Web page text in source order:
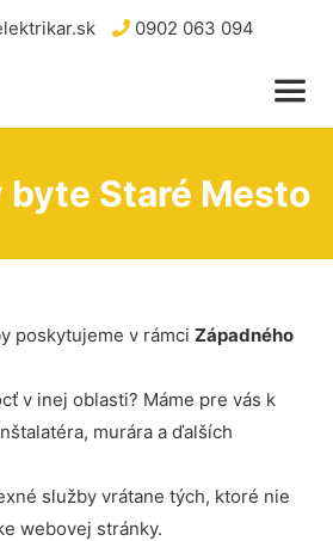
0902 063 094
byte Staré Mesto
poskytujeme v rámci Západného
v inej oblasti? Máme pre vás k
murára a ďalších
služby vrátane tých, ktoré nie
webovej stránky.